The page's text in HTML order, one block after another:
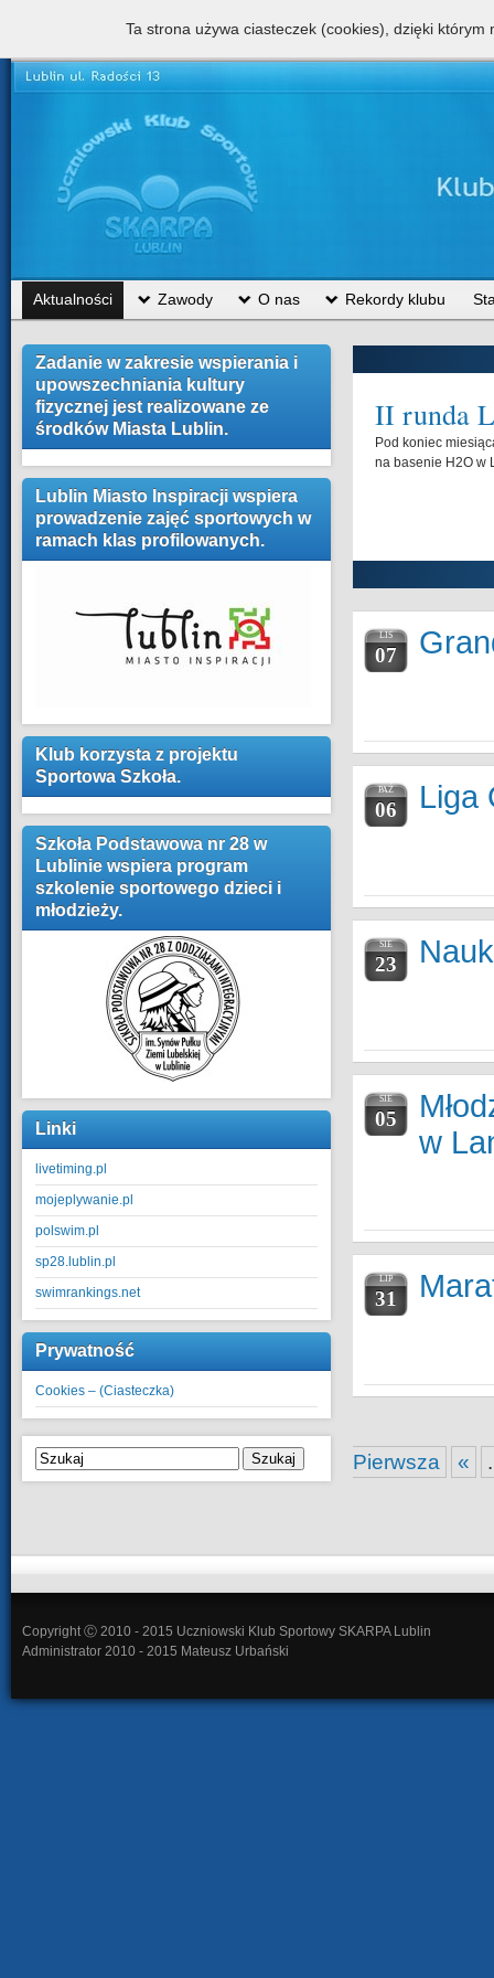
UKS Skarpa Lublin prowadzi razem ze Szkołą
Aktualności Zawody O nas Rekordy klubu
Zadanie w zakresie wspierania i
upowszechniania kultury
fizycznej jest realizowane ze
środków Miasta Lublin.
Lublin Miasto Inspiracji wspiera
prowadzenie zajęć sportowych w
ramach klas profilowanych.
Klub korzysta z projektu
Sportowa Szkoła.
Szkoła Podstawowa nr 28 w
Lublinie wspiera program
szkolenie sportowego dzieci i
młodzieży.
Linki
livetiming.pl
mojeplywanie.pl
polswim.pl
sp28.lublin.pl
swimrankings.net
Prywatność
Cookies – (Ciasteczka)
Szukaj
II runda
Pod koniec
na basenie H2O w
LIS
07
PAŹ
06 Liga
SIE
23
SIE
05
w
LIP
31
Pierwsza «
Copyright Ⓒ 2010 - 2015 Uczniowski Klub Sportowy SKARPA Lublin
Administrator 2010 - 2015 Mateusz Urbański
Ta strona używa ciasteczek (cookies), dzięki którym